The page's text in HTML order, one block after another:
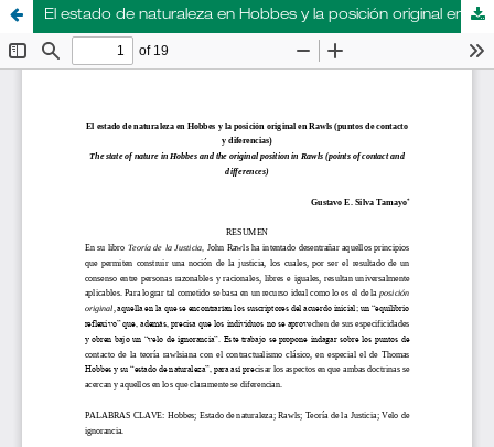
El estado de naturaleza en Hobbes y la posición original en Rawls (puntos de contacto y diferencias)